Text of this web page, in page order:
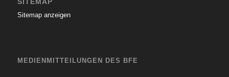
Sitemap anzeigen
MEDIENMITTEILUNGEN DES BFE